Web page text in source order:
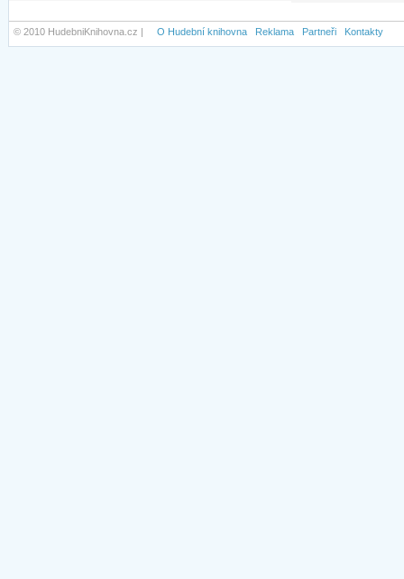
© 2010 HudebniKnihovna.cz | O Hudební knihovna Reklama Partneři Kontakty